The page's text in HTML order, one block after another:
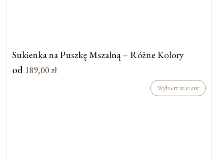
Sukienka na Puszkę Mszalną – Różne Kolory
od 189,00zł
Wybierz wariant